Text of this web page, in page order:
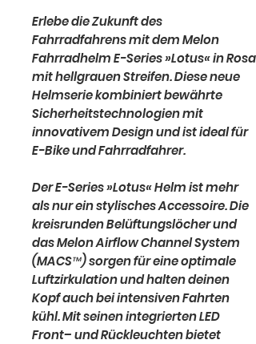
Erlebe die Zukunft des
Fahrradfahrens mit dem Melon
Fahrradhelm E-Series »Lotus« in Rosa
mit hellgrauen Streifen. Diese neue
Helmserie kombiniert bewährte
Sicherheitstechnologien mit
innovativem Design und ist ideal für
E-Bike und Fahrradfahrer.
Der E-Series »Lotus« Helm ist mehr
als nur ein stylisches Accessoire. Die
kreisrunden Belüftungslöcher und
das Melon Airflow Channel System
(MACS™) sorgen für eine optimale
Luftzirkulation und halten deinen
Kopf auch bei intensiven Fahrten
kühl. Mit seinen integrierten LED
Front– und Rückleuchten bietet